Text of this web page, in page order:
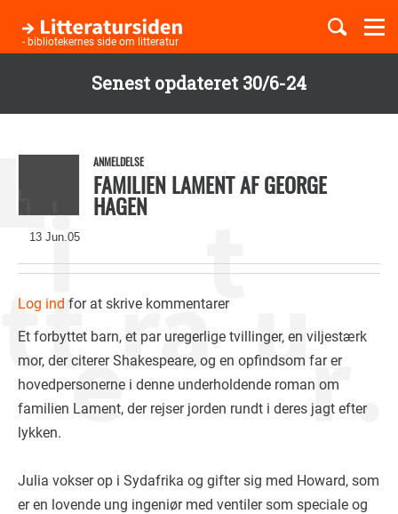
Senest opdateret 30/6-24
hovedindhold
- bibliotekernes side om litteratur
Børnebøger
13 Jun.05
ANMELDELSE
FAMILIEN LAMENT AF GEORGE
HAGEN
Log ind for at skrive kommentarer
Et forbyttet barn, et par uregerlige tvillinger, en viljestærk
mor, der citerer Shakespeare, og en opfindsom far er
hovedpersonerne i denne underholdende roman om
familien Lament, der rejser jorden rundt i deres jagt efter
lykken.
Julia vokser op i Sydafrika og gifter sig med Howard, som
er en lovende ung ingeniør med ventiler som speciale og